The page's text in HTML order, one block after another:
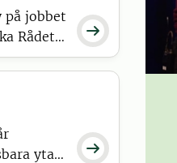

på jobbet
Rådet.
hur vi
där.

ytan.